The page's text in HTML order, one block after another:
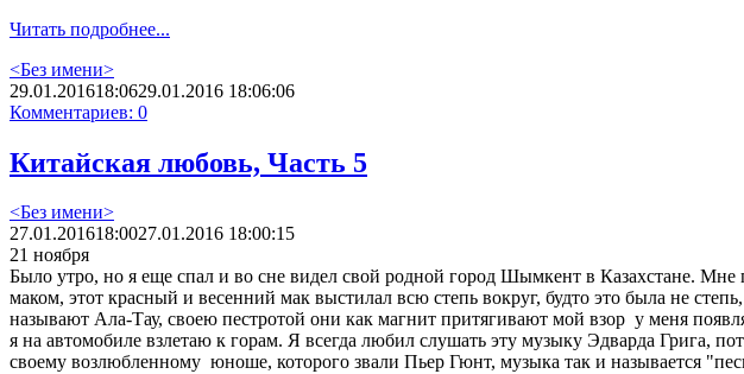
Читать подробнее...
<Без имени>
29.01.201618:0629.01.2016 18:06:06
Комментариев: 0
Китайская любовь, Часть 5
<Без имени>
27.01.201618:0027.01.2016 18:00:15
21 ноября
Было утро, но я еще спал и во сне видел свой родной город Шымкент в Казахстане.
маком, этот красный и весенний мак выстилал всю степь вокруг, будто это была не
называют Ала-Тау, своею пестротой они как магнит притягивают мой взор у меня
я на автомобиле взлетаю к горам. Я всегда любил слушать эту музыку Эдварда Грига,
своему возлюбленному юноше, которого звали Пьер Гюнт, музыка так и называется